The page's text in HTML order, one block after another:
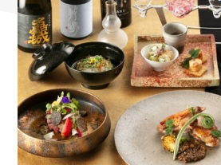
犬千代ルート
加藤清正と名古屋の関係
清正関連 史跡 一覧